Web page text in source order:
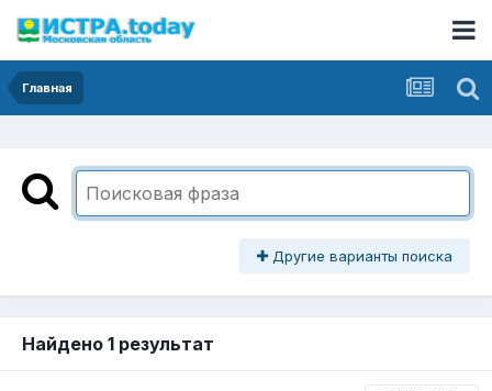
Главная
Другие варианты поиска
Найдено 1 результат